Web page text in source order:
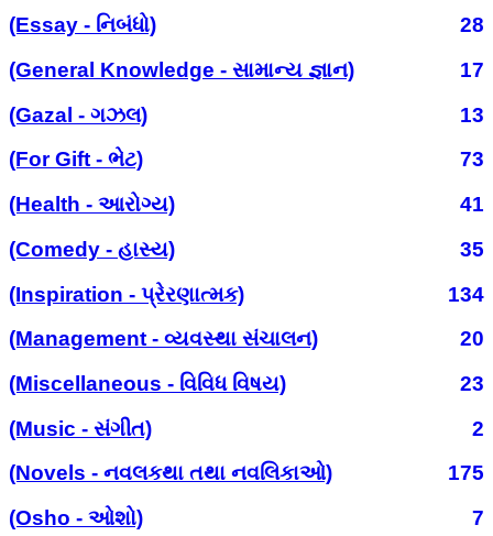
(Essay - નિબંધો)
28
(General Knowledge - સામાન્ય જ્ઞાન)
17
(Gazal - ગઝલ)
13
(For Gift - ભેટ)
73
(Health - આરોગ્ય)
41
(Comedy - હાસ્ય)
35
(Inspiration - પ્રેરણાત્મક)
134
(Management - વ્યવસ્થા સંચાલન)
20
(Miscellaneous - વિવિધ વિષય)
23
(Music - સંગીત)
2
(Novels - નવલકથા તથા નવલિકાઓ)
175
(Osho - ઓશો)
7